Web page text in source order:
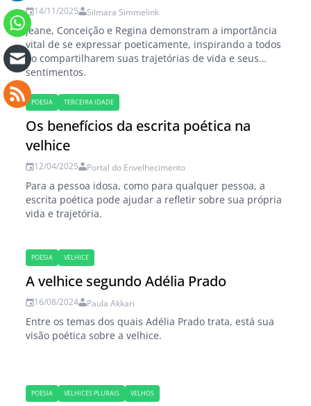
14/11/2025 Silmara Simmelink
Jeane, Conceição e Regina demonstram a importância
vital de se expressar poeticamente, inspirando a todos
ao compartilharem suas trajetórias de vida e seus
sentimentos.
POESIA TERCEIRA IDADE
Os benefícios da escrita poética na
velhice
12/04/2025 Portal do Envelhecimento
Para a pessoa idosa, como para qualquer pessoa, a
escrita poética pode ajudar a refletir sobre sua própria
vida e trajetória.
POESIA VELHICE
A velhice segundo Adélia Prado
16/08/2024 Paula Akkari
Entre os temas dos quais Adélia Prado trata, está sua
visão poética sobre a velhice.
POESIA VELHICES PLURAIS VELHOS